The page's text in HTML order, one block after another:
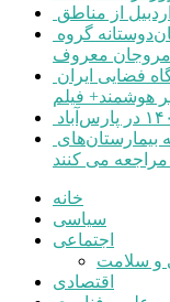
از مناطق
هوشمند+ فیلم
مراجعه می کنند
خانه
سیاسی
اجتماعی
و سلامت
اقتصادی